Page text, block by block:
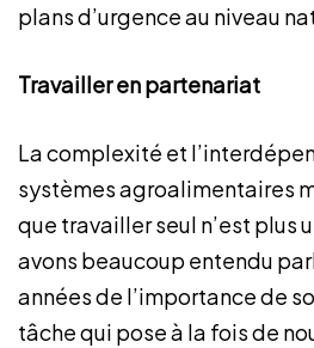
plans d’urgence au niveau
Travailler en partenariat
La complexité et
systèmes agroalimentaires
que travailler seul n’est plus
avons beaucoup entendu
années de l’importance de
tâche qui pose à la fois de